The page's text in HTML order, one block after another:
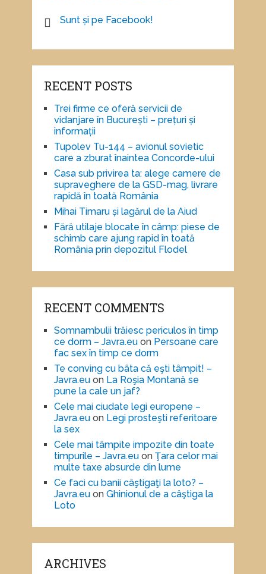
Sunt și pe Facebook!
RECENT POSTS
Trei firme ce oferă servicii de
vidanjare în București – prețuri și
informații
Tupolev Tu-144 – avionul sovietic
care a zburat înaintea Concorde-ului
Casa sub privirea ta: alege camere de
supraveghere de la GSD-mag, livrare
rapidă în toată România
Mihai Timaru și lagărul de la Aiud
Fără utilaje blocate în câmp: piese de
schimb care ajung rapid în toată
România prin depozitul Flodel
RECENT COMMENTS
Somnambulii trăiesc periculos în timp
ce dorm – Javra.euon Persoane care
fac sex în timp ce dorm
Te conving cu bâta că eşti tâmpit! –
Javra.euon La Roşia Montană se
pune la cale un jaf?
Cele mai ciudate legi europene –
Javra.euon Legi prosteşti referitoare
la sex
Cele mai tâmpite impozite din toate
timpurile – Javra.euon Ţara celor mai
multe taxe absurde din lume
Ce faci cu banii câştigaţi la loto? –
Javra.euon Ghinionul de a câştiga la
Loto
ARCHIVES